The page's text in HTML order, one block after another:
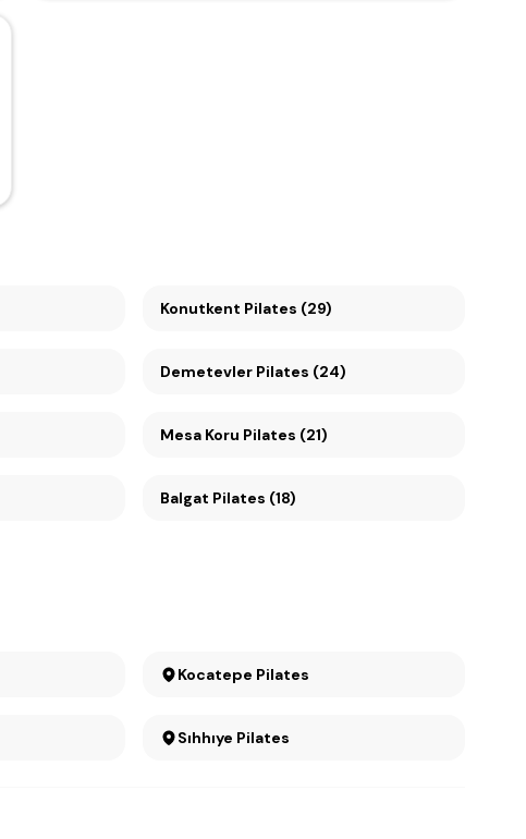
Konutkent Pilates (29)
Demetevler Pilates (24)
Mesa Koru Pilates (21)
Balgat Pilates (18)
Kocatepe Pilates
Sıhhıye Pilates